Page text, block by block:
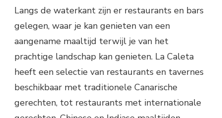
Langs de waterkant zijn er restaurants en bars
gelegen, waar je kan genieten van een
aangename maaltijd terwijl je van het
prachtige landschap kan genieten. La Caleta
heeft een selectie van restaurants en tavernes
beschikbaar met traditionele Canarische
gerechten, tot restaurants met internationale